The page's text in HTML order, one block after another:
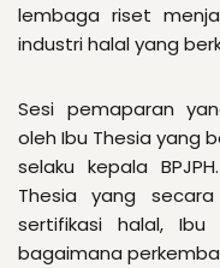
lembaga riset
industri halal yang
Sesi pemaparan
oleh Ibu Thesia yang
selaku kepala
Thesia yang
sertifikasi halal, Ibu
bagaimana